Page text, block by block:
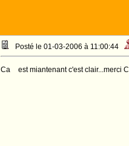
Posté le 01-03-2006 à 11:00:44
Ca est miantenant c'est clair...merci